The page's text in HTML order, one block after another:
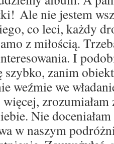
Ale nie jestem
co leci, każdy
z miłością.
I
zanim
weźmie we
Nie
w naszym